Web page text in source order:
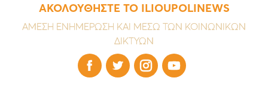
ΑΚΟΛΟΥΘΗΣΤΕ ΤΟ ILIOUPOLINEWS
ΑΜΕΣΗ ΕΝΗΜΕΡΩΣΗ ΚΑΙ ΜΕΣΩ ΤΩΝ ΚΟΙΝΩΝΙΚΩΝ
ΔΙΚΤΥΩΝ
   